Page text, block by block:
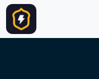
跳转到主要内容